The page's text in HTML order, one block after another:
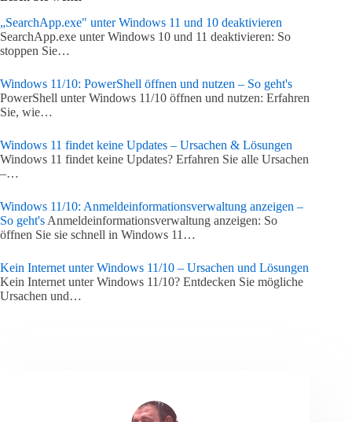
„SearchApp.exe" unter Windows 11 und 10 deaktivieren
SearchApp.exe unter Windows 10 und 11 deaktivieren: So
stoppen Sie…
Windows 11/10: PowerShell öffnen und nutzen – So geht's
PowerShell unter Windows 11/10 öffnen und nutzen: Erfahren
Sie, wie…
Windows 11 findet keine Updates – Ursachen & Lösungen
Windows 11 findet keine Updates? Erfahren Sie alle Ursachen
–…
Windows 11/10: Anmeldeinformationsverwaltung anzeigen –
So geht's Anmeldeinformationsverwaltung anzeigen: So
öffnen Sie sie schnell in Windows 11…
Kein Internet unter Windows 11/10 – Ursachen und Lösungen
Kein Internet unter Windows 11/10? Entdecken Sie mögliche
Ursachen und…